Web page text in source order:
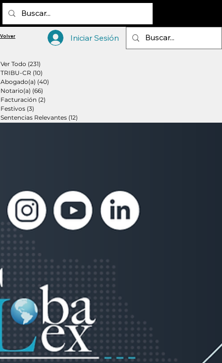
Volver
Iniciar Sesión
Volver
Ver Todo (231)
TRIBU-CR (10)
Abogado(a) (40)
Notario(a) (66)
Facturación (2)
Festivos (3)
Sentencias Relevantes (12)